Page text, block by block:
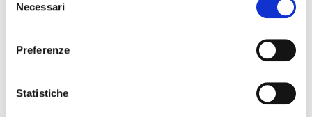
Necessari
Preferenze
Statistiche
vetrine, e […]
A Parma corso di formazione sulla